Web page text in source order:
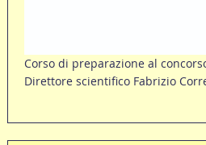
Corso di preparazione al
Direttore scientifico Fabrizio